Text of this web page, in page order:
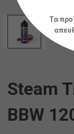
Steam
BBW
Τα